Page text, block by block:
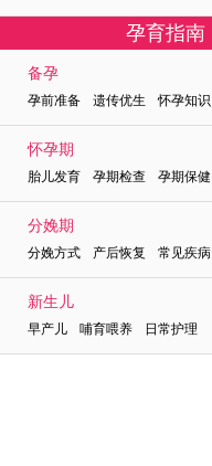
孕育指南
备孕
孕前准备 遗传优生 怀孕知识
怀孕期
胎儿发育 孕期检查 孕期保健
分娩期
分娩方式 产后恢复 常见疾病
新生儿
早产儿 哺育喂养 日常护理